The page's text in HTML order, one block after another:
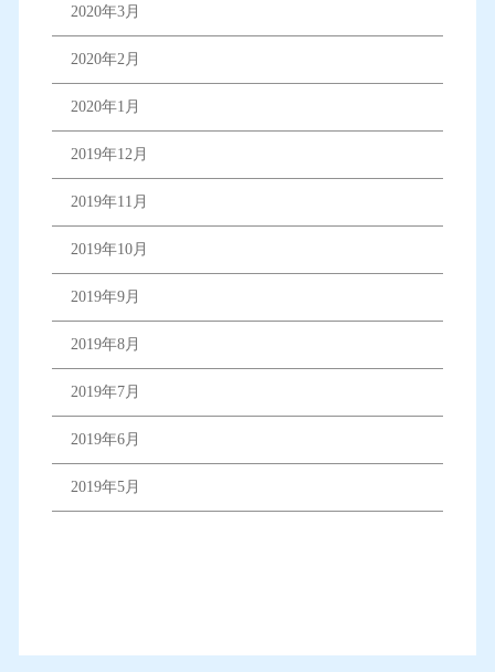
2020年3月
2020年2月
2020年1月
2019年12月
2019年11月
2019年10月
2019年9月
2019年8月
2019年7月
2019年6月
2019年5月